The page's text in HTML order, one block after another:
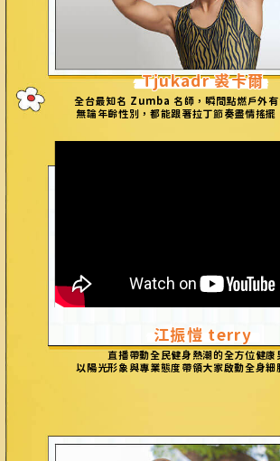
Tjukadr 裘卡爾
全台最知名 Zumba 名師，瞬間點燃戶外有
無論年齡性別，都能跟著拉丁節奏盡情搖擺
江振愷 terry
直播帶動全民健身熱潮的全方位健康
以陽光形象與專業態度帶領大家啟動全身細